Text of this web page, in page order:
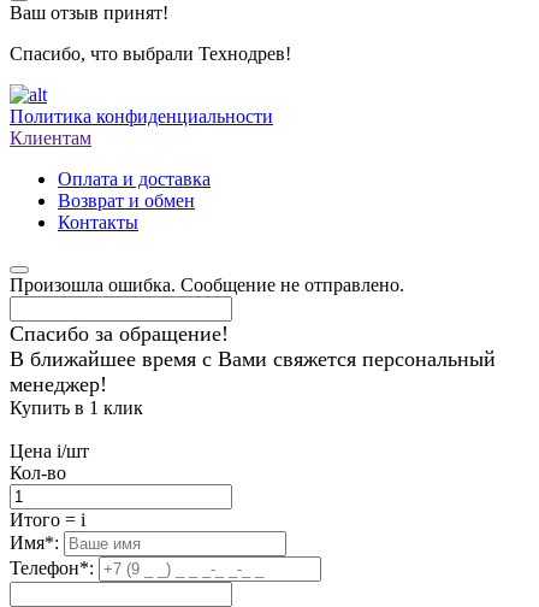
Ваш отзыв принят!
Спасибо, что выбрали Технодрев!
Политика конфиденциальности
Клиентам
Оплата и доставка
Возврат и обмен
Контакты
Произошла ошибка. Сообщение не отправлено.
Спасибо за обращение!
В ближайшее время с Вами свяжется персональный
менеджер!
Купить в 1 клик
Цена i/шт
Кол-во
Итого = i
Имя*:
Телефон*: